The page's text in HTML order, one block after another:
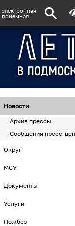
электронная
приемная
Новости
Архив прессы
Сообщения пресс-
Округ
МСУ
Документы
Услуги
Пожбез